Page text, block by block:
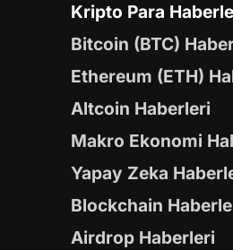
Kripto Para
Bitcoin (BTC)
Ethereum (ETH)
Altcoin Haberleri
Makro Ekonomi
Yapay Zeka
Blockchain
Airdrop Haberleri